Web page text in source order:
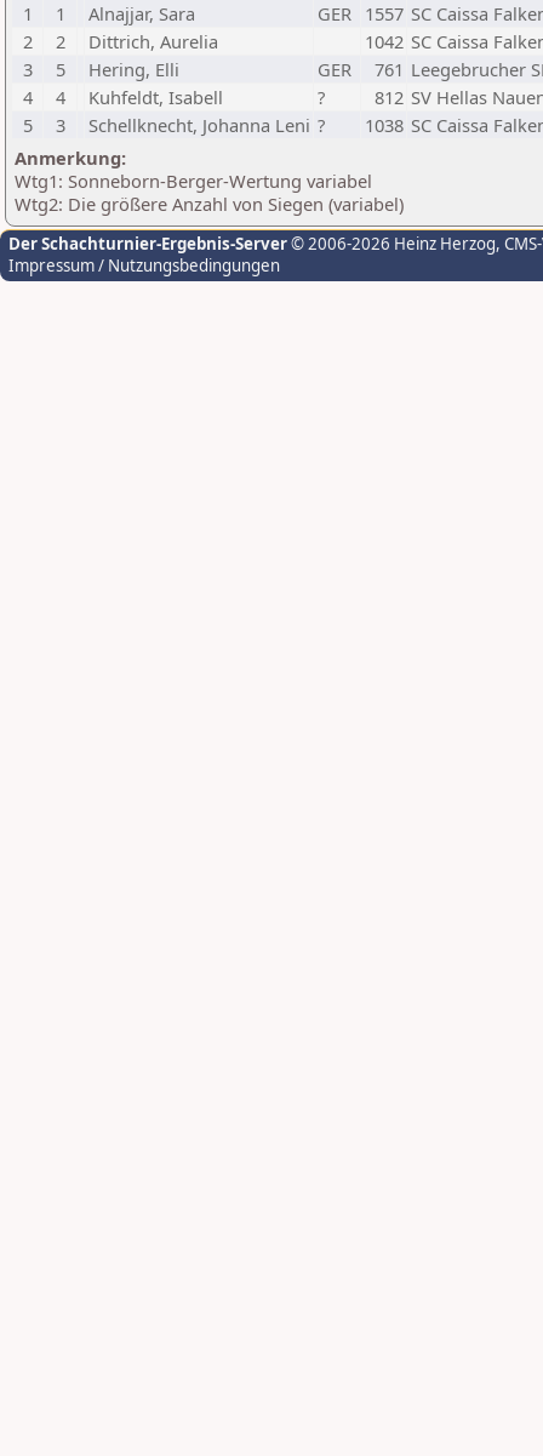
1
1 Alnajjar, Sara GER 1557 SC Caissa
2
2 Dittrich, Aurelia 1042 SC Caissa
3
5 Hering, Elli GER 761 Leegebrucher
4
4 Kuhfeldt, Isabell ? 812 SV Hellas
5
3 Schellknecht, Johanna Leni ? 1038 SC Caissa
Anmerkung:
Wtg1: Sonneborn-Berger-Wertung variabel
Wtg2: Die größere Anzahl von Siegen (variabel)
Der Schachturnier-Ergebnis-Server© 2006-2026 Heinz Herzog,
Impressum / Nutzungsbedingungen